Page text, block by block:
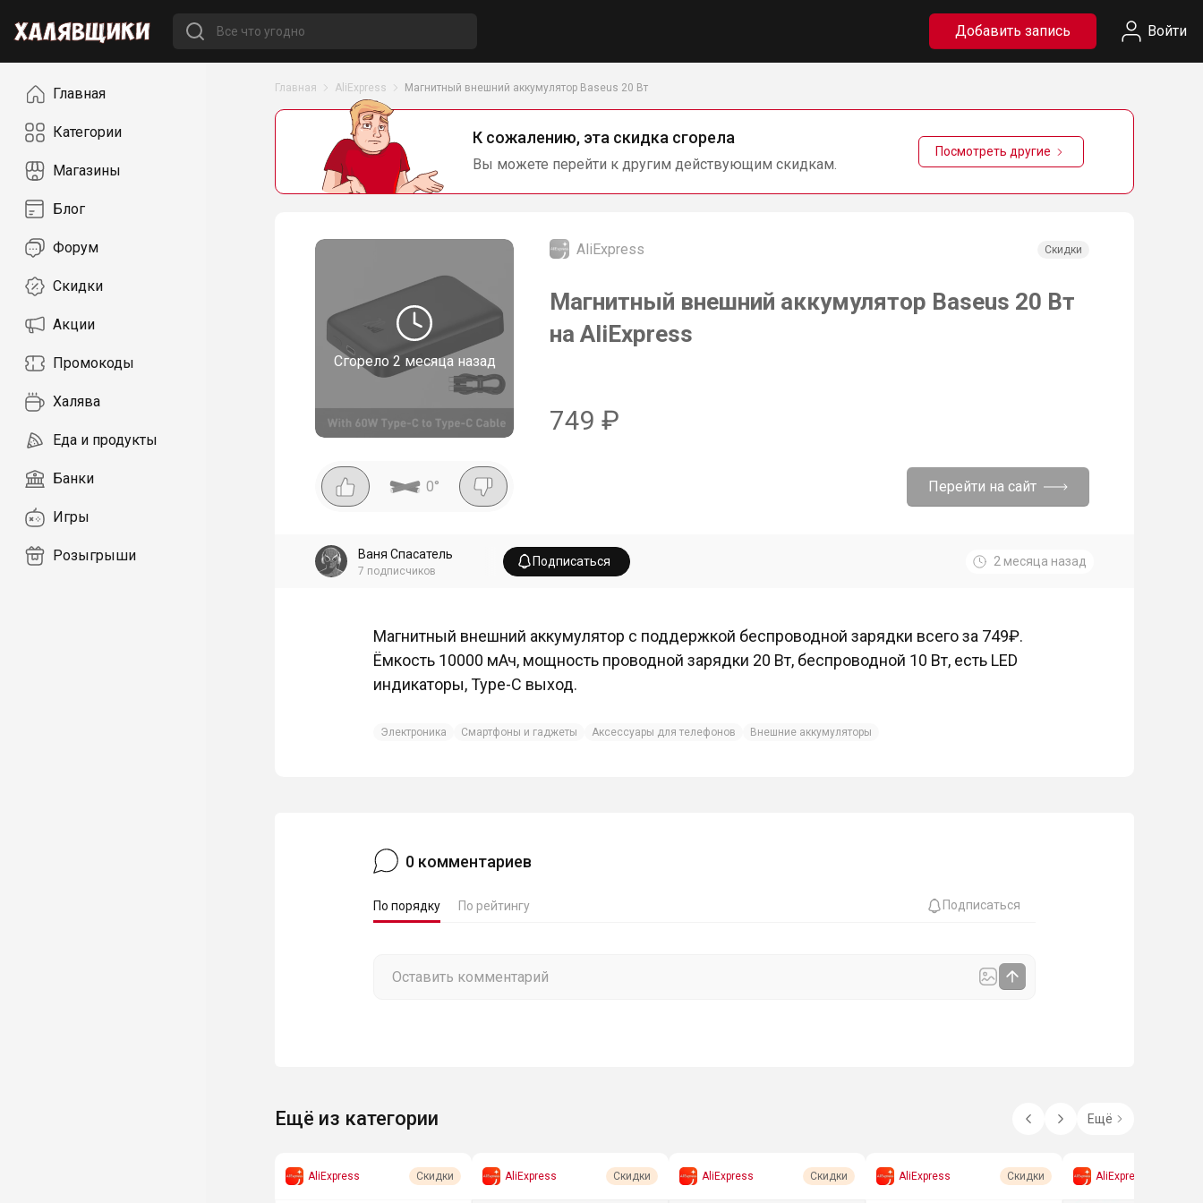
Добавить запись Войти
НавигацияГлавная
Категории
Магазины
Блог
Форум
Скидки
Акции
Промокоды
Халява
Еда и продукты
Банки
Игры
Розыгрыши
Главная AliExpress Магнитный внешний аккумулятор Baseus 20 Вт
К сожалению, эта скидка сгорела
Вы можете перейти к другим действующим скидкам.
Посмотреть другие
Сгорело 2 месяца назад
AliExpress Скидки
Магнитный внешний аккумулятор Baseus 20 Вт
на AliExpress
749 ₽
0° Перейти на сайт
Ваня Спасатель
7 подписчиков
Подписаться 2 месяца назад
Магнитный внешний аккумулятор с поддержкой беспроводной зарядки всего за 749₽.
Ёмкость 10000 мАч, мощность проводной зарядки 20 Вт, беспроводной 10 Вт, есть LED
индикаторы, Type-C выход.
Электроника Смартфоны и гаджеты Аксессуары для телефонов Внешние аккумуляторы
0 комментариев
По порядку По рейтингу Подписаться
Ещё из категории Ещё
AliExpress Скидки AliExpress Скидки AliExpress Скидки AliExpress Скидки AliExpress